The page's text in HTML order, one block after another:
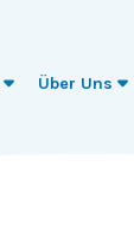
Über Uns